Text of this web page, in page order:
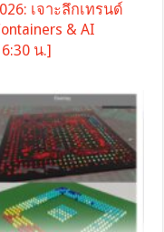
เจาะลึกเทรนด์
& AI
น.]